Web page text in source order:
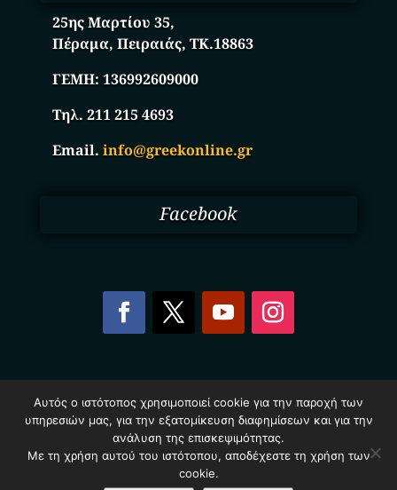
25ης Μαρτίου 35,
Πέραμα, Πειραιάς, ΤΚ.18863
ΓΕΜΗ:136992609000
Τηλ. 211 215 4693
Email.info@greekonline.gr
Facebook
Επιχειρήσεων Ελλάδας – Greekonline.gr. All Rights
Reserved.
Όροι & Προυποθέσεις–Προστασία Προσωπικών
Δεδομένων–Πολιτική Cookies
Αυτός ο ιστότοπος χρησιμοποιεί cookie για την παροχή των
υπηρεσιών μας, για την εξατομίκευση διαφημίσεων και για την
ανάλυση της επισκεψιμότητας.
Με τη χρήση αυτού του ιστότοπου, αποδέχεστε τη χρήση των
cookie.